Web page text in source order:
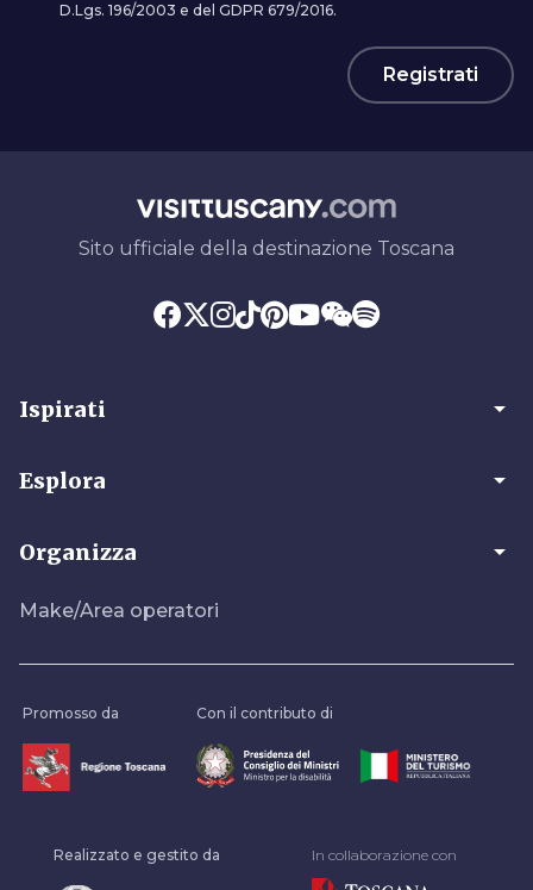
D.Lgs. 196/2003 e del GDPR 679/2016.
Registrati
Sito ufficiale della destinazione Toscana
Ispirati arrow_drop_down
Esplora arrow_drop_down
Organizza arrow_drop_down
Make/Area operatori
Promosso da Con il contributo di
Realizzato e gestito da In collaborazione con